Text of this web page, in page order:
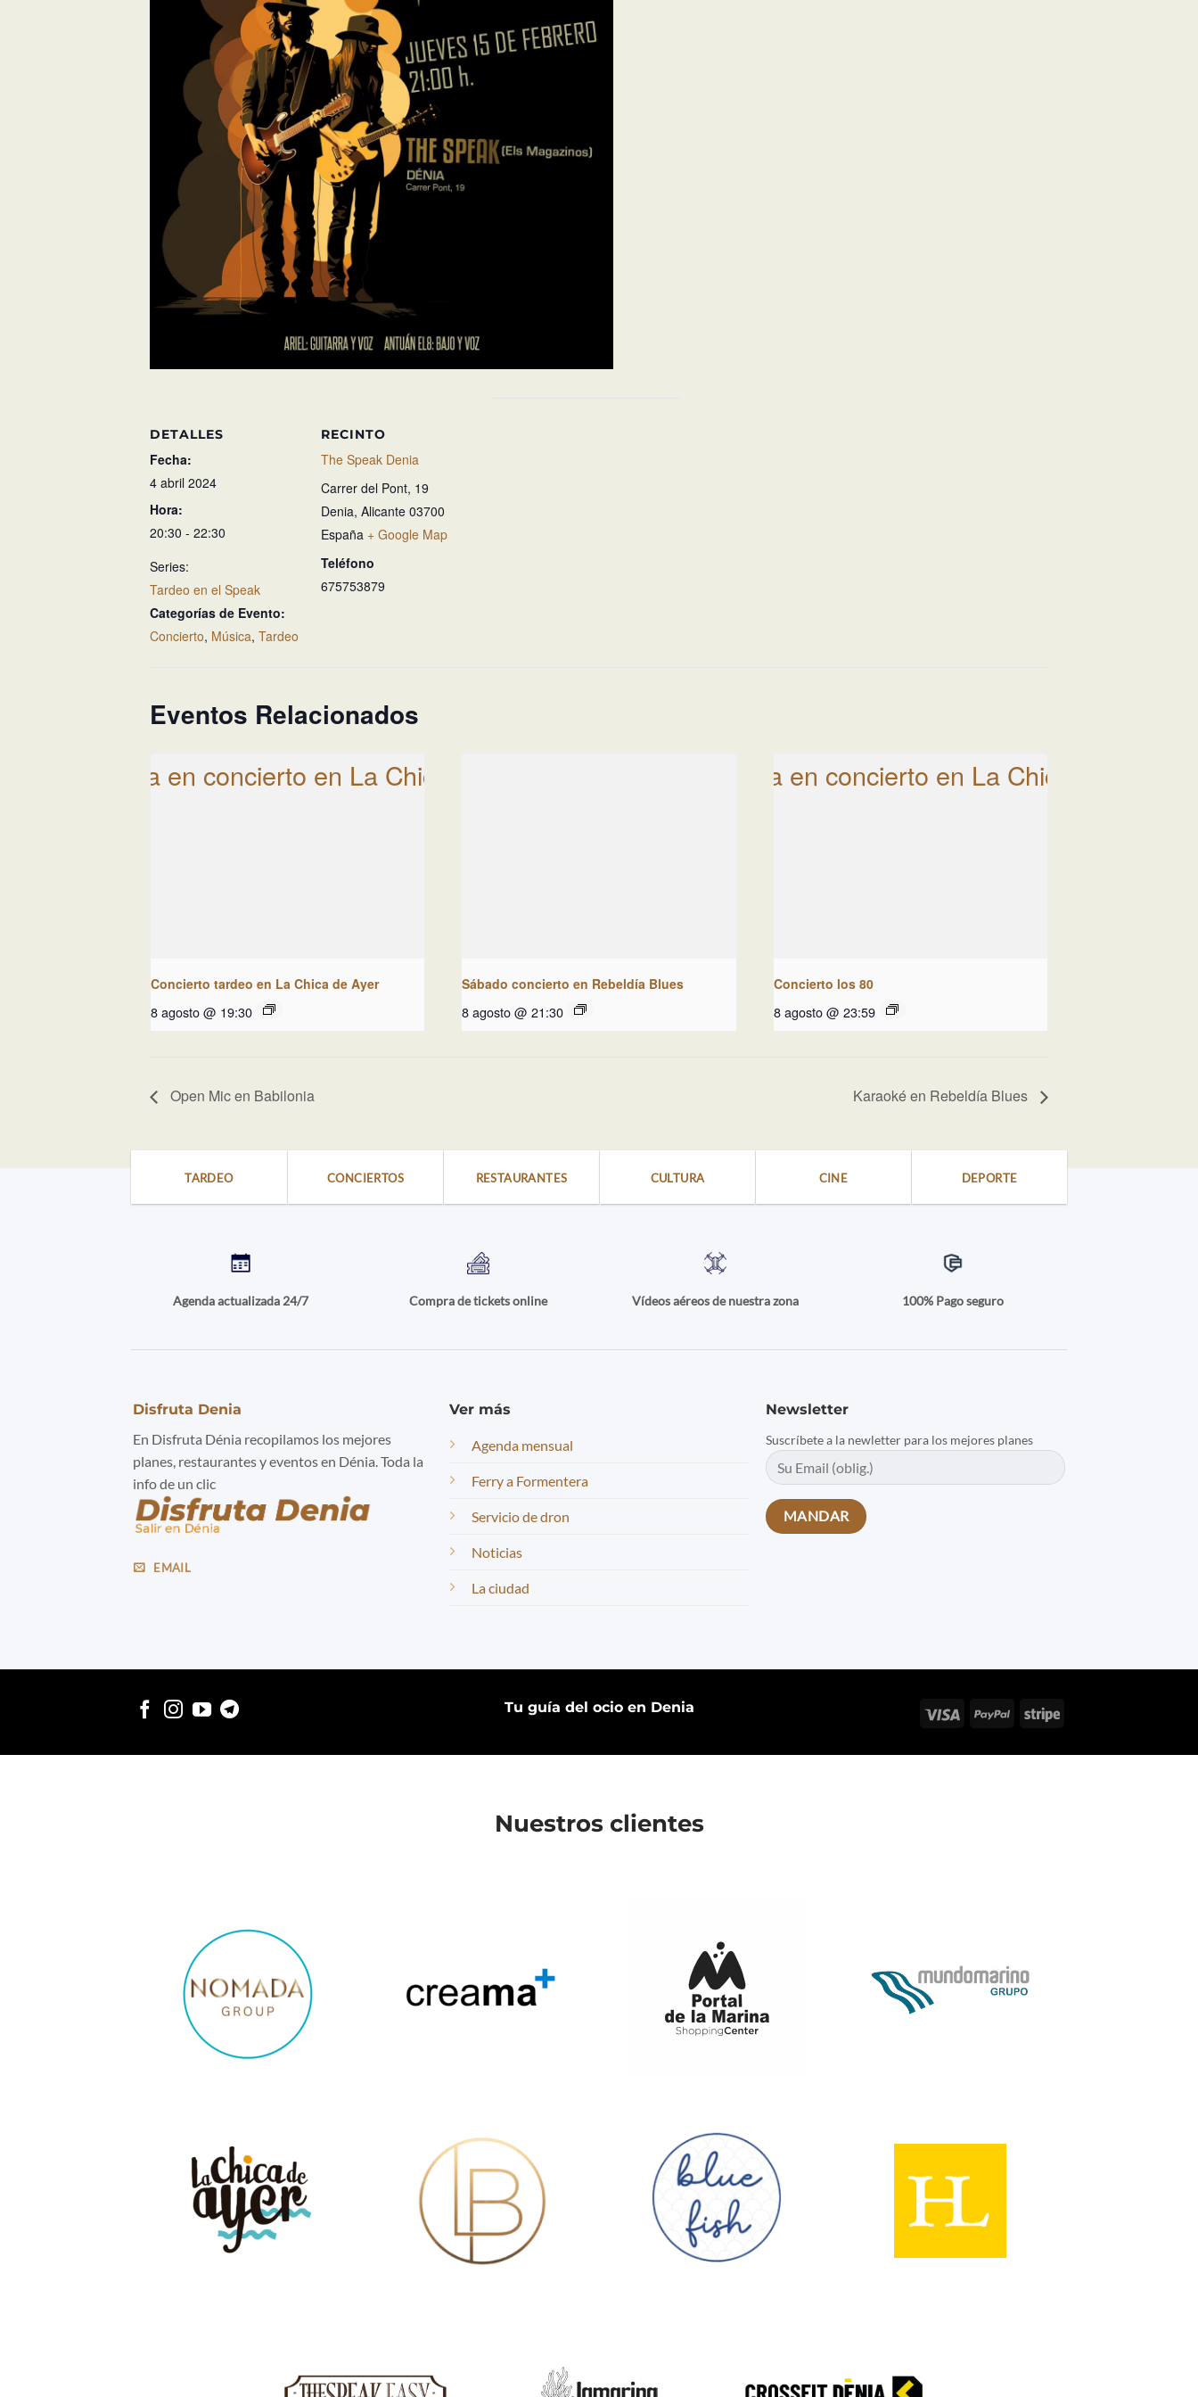
DETALLES
Fecha:
4 abril 2024
Hora:
20:30 - 22:30
Series:
Tardeo en el Speak
Categorías de Evento:
Concierto, Música, Tardeo
RECINTO
The Speak Denia
Carrer del Pont, 19
Denia, Alicante 03700
España + Google Map
Teléfono
675753879
Eventos Relacionados
Concierto tardeo en La Chica de Ayer
8 agosto @ 19:30
Sábado concierto en Rebeldía Blues
8 agosto @ 21:30
Concierto los 80
8 agosto @ 23:59
Open Mic en Babilonia Karaoké en Rebeldía Blues
TARDEO CONCIERTOS RESTAURANTES CULTURA CINE DEPORTE
Agenda actualizada 24/7 Compra de tickets online Vídeos aéreos de nuestra zona 100% Pago seguro
Disfruta Denia
En Disfruta Dénia recopilamos los mejores
planes, restaurantes y eventos en Dénia. Toda la
info de un clic
EMAIL
Ver más
Agenda mensual
Ferry a Formentera
Servicio de dron
Noticias
La ciudad
Newsletter
Suscríbete a la newletter para los mejores planes
Tu guía del ocio en Denia Visa PayPal Stripe
Nuestros clientes